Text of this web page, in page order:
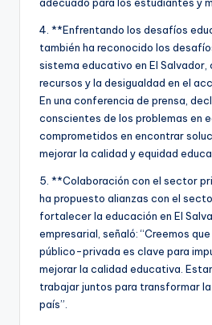
4. **Enfrentando los desafíos
también ha reconocido los
sistema educativo en El
recursos y la desigualdad en el
En una conferencia de prensa,
conscientes de los problemas en
comprometidos en encontrar
mejorar la calidad y equidad
5. **Colaboración con el sector
ha propuesto alianzas con el
fortalecer la educación en El
empresarial, señaló: “Creemos
público-privada es clave para
mejorar la calidad educativa.
trabajar juntos para transformar
país”.